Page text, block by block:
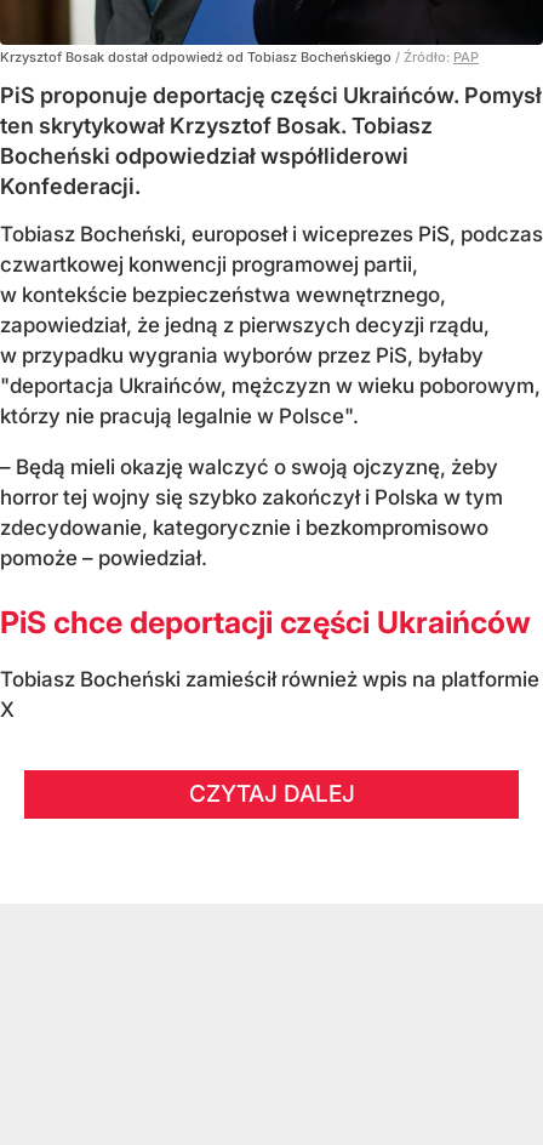
Krzysztof Bosak dostał odpowiedź od Tobiasz Bocheńskiego / Źródło: PAP
PiS proponuje deportację części Ukraińców. Pomysł
ten skrytykował Krzysztof Bosak. Tobiasz
Bocheński odpowiedział współliderowi
Konfederacji.
Tobiasz Bocheński, europoseł i wiceprezes PiS, podczas
czwartkowej konwencji programowej partii,
w kontekście bezpieczeństwa wewnętrznego,
zapowiedział, że jedną z pierwszych decyzji rządu,
w przypadku wygrania wyborów przez PiS, byłaby
"deportacja Ukraińców, mężczyzn w wieku poborowym,
którzy nie pracują legalnie w Polsce".
– Będą mieli okazję walczyć o swoją ojczyznę, żeby
horror tej wojny się szybko zakończył i Polska w tym
zdecydowanie, kategorycznie i bezkompromisowo
pomoże – powiedział.
PiS chce deportacji części Ukraińców
Tobiasz Bocheński zamieścił również wpis na platformie
X
CZYTAJ DALEJ